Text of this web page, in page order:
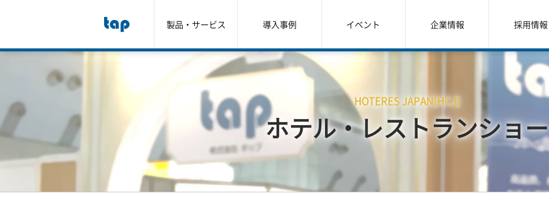
製品・サービス 導入事例 イベント 企業情報 採用情報
HOTERES JAPAN[HCJ]
ホテル・レストランショー